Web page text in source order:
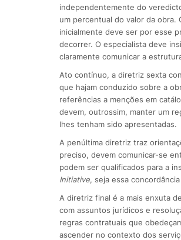
independentemente do
um percentual do valor da obra.
inicialmente deve ser por esse
decorrer. O especialista deve
claramente comunicar a
Ato contínuo, a diretriz sexta
que hajam conduzido sobre a
referências a menções em
devem, outrossim, manter um
lhes tenham sido apresentadas.
A penúltima diretriz traz
preciso, devem comunicar-se
podem ser qualificados para a
Initiative, seja essa
A diretriz final é a mais enxuta
com assuntos jurídicos e
regras contratuais que
ascender no contexto dos